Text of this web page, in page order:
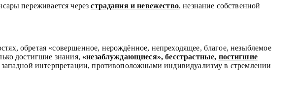
переживается черезстрадания и невежество, незнание собственной
обретая «совершенное, нерождённое, непреходящее, благое, незыблемое
достигшие знания, «незаблуждающиеся», бесстрастные, постигшие
интерпретации, противоположными индивидуализму в стремлении